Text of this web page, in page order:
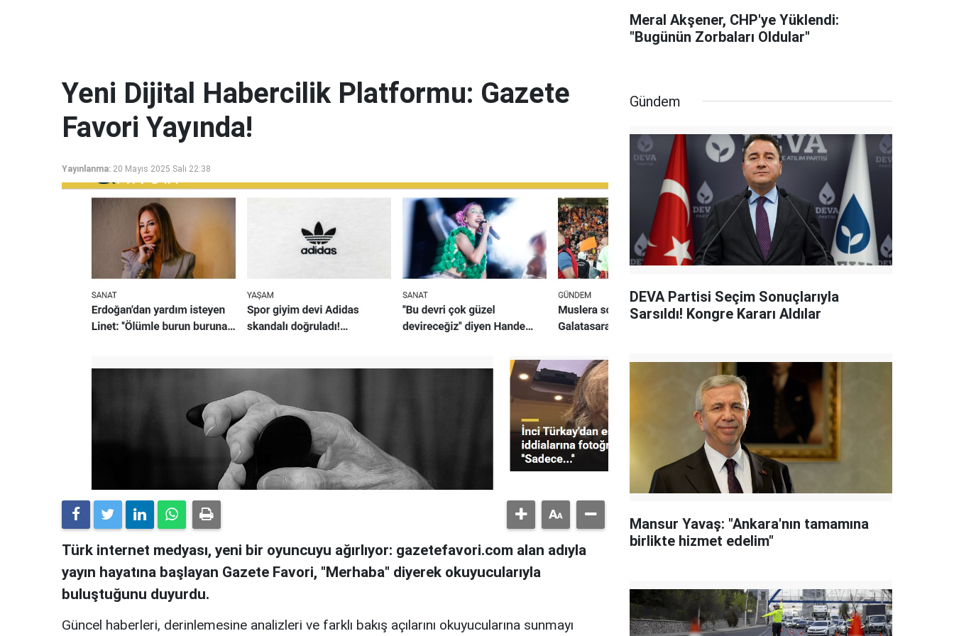
Meral Akşener, CHP'ye Yüklendi:
"Bugünün Zorbaları Oldular"
Yeni Dijital Habercilik Platformu: Gazete
Favori Yayında!
Yayınlanma: 20 Mayıs 2025 Salı 22:38
Türk internet medyası, yeni bir oyuncuyu ağırlıyor: gazetefavori.com alan adıyla
yayın hayatına başlayan Gazete Favori, "Merhaba" diyerek okuyucularıyla
buluştuğunu duyurdu.
Güncel haberleri, derinlemesine analizleri ve farklı bakış açılarını okuyucularına sunmayı
Gündem
DEVA Partisi Seçim Sonuçlarıyla
Sarsıldı! Kongre Kararı Aldılar
Mansur Yavaş: "Ankara'nın tamamına
birlikte hizmet edelim"